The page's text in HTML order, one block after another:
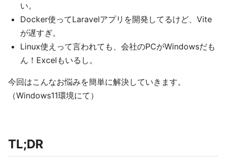
い。
Docker使ってLaravelアプリを開発してるけど、Vite
が遅すぎ。
Linux使えって言われても、会社のPCがWindowsだも
ん！Excelもいるし。
今回はこんなお悩みを簡単に解決していきます。
（Windows11環境にて）
TL;DR